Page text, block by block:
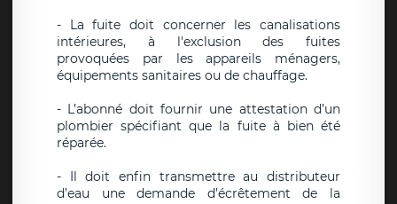
- La fuite doit concerner les canalisations
intérieures, à l'exclusion des fuites
provoquées par les appareils ménagers,
équipements sanitaires ou de chauffage.
- L’abonné doit fournir une attestation d’un
plombier spécifiant que la fuite à bien été
réparée.
- Il doit enfin transmettre au distributeur
d’eau une demande d’écrêtement de la